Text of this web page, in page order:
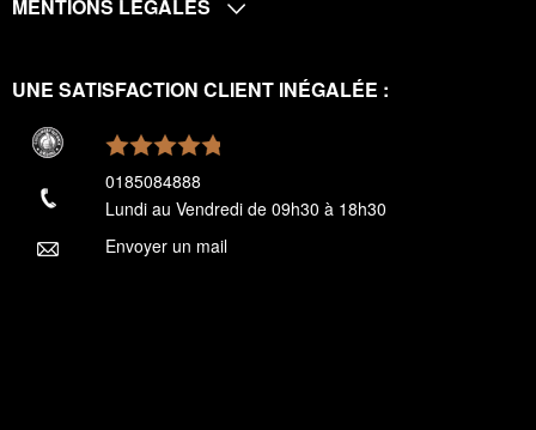
MENTIONS LÉGALES
UNE SATISFACTION CLIENT INÉGALÉE :
0185084888
Lundi au Vendredi de 09h30 à 18h30
Envoyer un mail